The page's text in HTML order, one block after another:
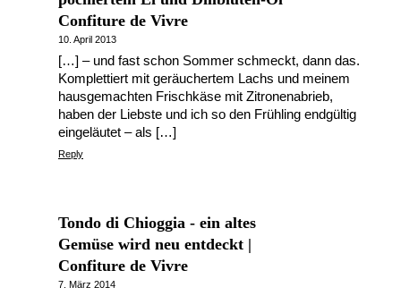
Confiture de Vivre
10. April 2013
[…] – und fast schon Sommer schmeckt, dann das.
Komplettiert mit geräuchertem Lachs und meinem
hausgemachten Frischkäse mit Zitronenabrieb,
haben der Liebste und ich so den Frühling endgültig
eingeläutet – als […]
Reply
Tondo di Chioggia - ein altes
Gemüse wird neu entdeckt |
Confiture de Vivre
7. März 2014